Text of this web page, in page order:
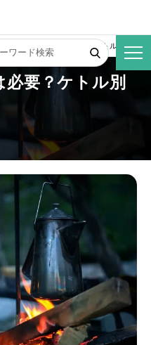
ャンプにやかんは必要？ケトル別にお
要？ケトル別